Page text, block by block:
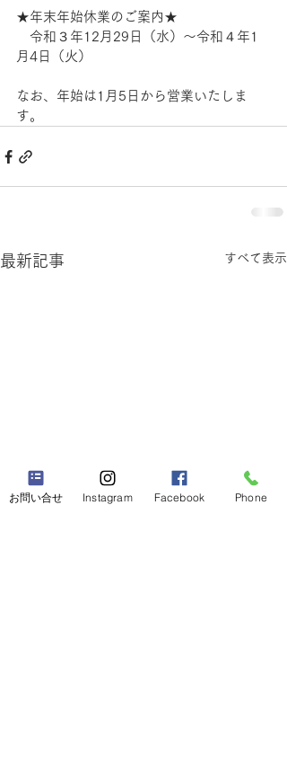
★年末年始休業のご案内★
令和３年12月29日（水）〜令和４年1
月4日（火）
なお、年始は1月5日から営業いたしま
す。
最新記事 すべて表示
お問い合せ Instagram Facebook Phone